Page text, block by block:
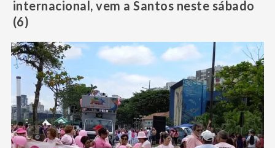
internacional, vem a Santos neste sábado
(6)